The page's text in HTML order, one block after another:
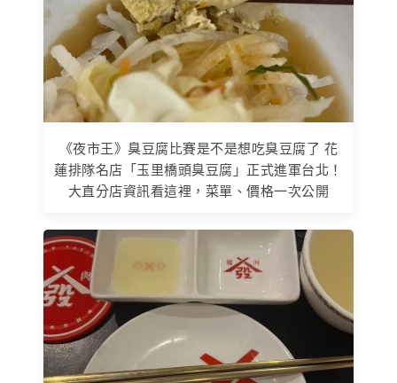
《夜市王》臭豆腐比賽是不是想吃臭豆腐了 花
蓮排隊名店「玉里橋頭臭豆腐」正式進軍台北！
大直分店資訊看這裡，菜單、價格一次公開